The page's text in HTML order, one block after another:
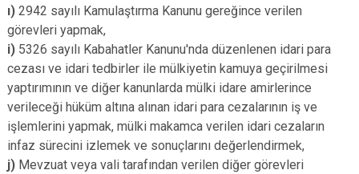
ı) 2942 sayılı Kamulaştırma Kanunu gereğince verilen
görevleri yapmak,
i) 5326 sayılı Kabahatler Kanunu'nda düzenlenen idari para
cezası ve idari tedbirler ile mülkiyetin kamuya geçirilmesi
yaptırımının ve diğer kanunlarda mülki idare amirlerince
verileceği hüküm altına alınan idari para cezalarının iş ve
işlemlerini yapmak, mülki makamca verilen idari cezaların
infaz sürecini izlemek ve sonuçlarını değerlendirmek,
j) Mevzuat veya vali tarafından verilen diğer görevleri